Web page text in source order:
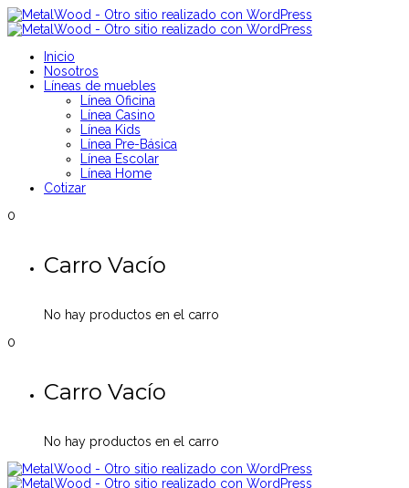
Inicio
Nosotros
Líneas de muebles
Línea Oficina
Línea Casino
Línea Kids
Línea Pre-Básica
Línea Escolar
Línea Home
Cotizar
0
Carro Vacío
No hay productos en el carro
0
Carro Vacío
No hay productos en el carro